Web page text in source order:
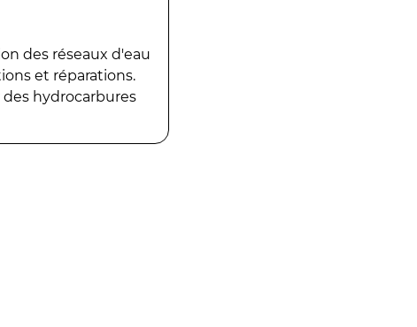
des réseaux d'eau
et réparations.
hydrocarbures